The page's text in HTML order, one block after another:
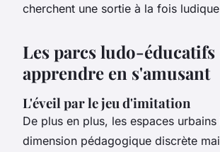
cherchent une sortie à la fois
Les parcs ludo-éducatifs
apprendre en s'amusant
L'éveil par le jeu d'imitation
De plus en plus, les espaces
dimension pédagogique discrète